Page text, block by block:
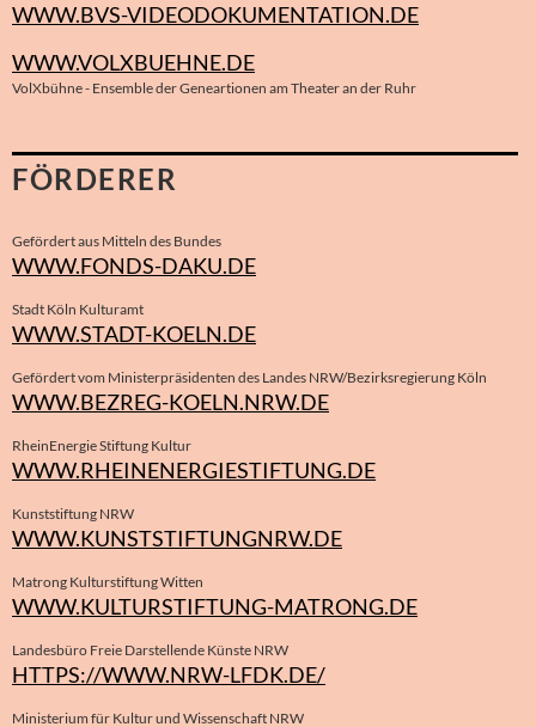
WWW.BVS-VIDEODOKUMENTATION.DE
WWW.VOLXBUEHNE.DE
VolXbühne - Ensemble der Geneartionen am Theater an der Ruhr
FÖRDERER
Gefördert aus Mitteln des Bundes
WWW.FONDS-DAKU.DE
Stadt Köln Kulturamt
WWW.STADT-KOELN.DE
Gefördert vom Ministerpräsidenten des Landes NRW/Bezirksregierung Köln
WWW.BEZREG-KOELN.NRW.DE
RheinEnergie Stiftung Kultur
WWW.RHEINENERGIESTIFTUNG.DE
Kunststiftung NRW
WWW.KUNSTSTIFTUNGNRW.DE
Matrong Kulturstiftung Witten
WWW.KULTURSTIFTUNG-MATRONG.DE
Landesbüro Freie Darstellende Künste NRW
HTTPS://WWW.NRW-LFDK.DE/
Ministerium für Kultur und Wissenschaft NRW